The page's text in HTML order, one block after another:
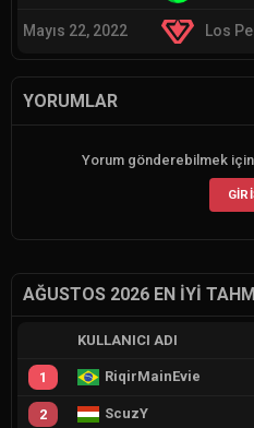
Mayıs 22, 2022 Los
YORUMLAR
Yorum gönderebilmek için
AĞUSTOS 2026 EN İYI
KULLANICI ADI
1 RiqirMainEvie
2 ScuzY